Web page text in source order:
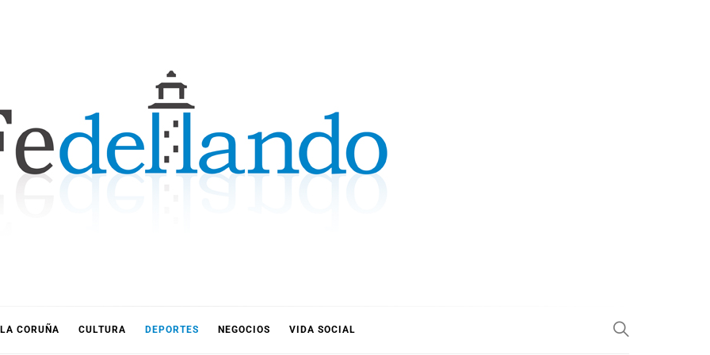
LA CORUÑA CULTURA DEPORTES NEGOCIOS VIDA SOCIAL